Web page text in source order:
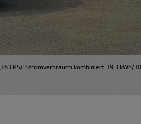
PS): Stromverbrauch kombiniert 19,3 kWh/